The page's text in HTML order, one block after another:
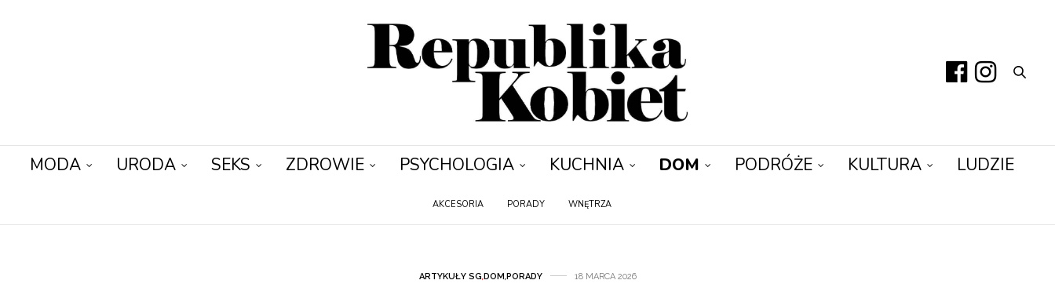
MODA URODA SEKS ZDROWIE PSYCHOLOGIA KUCHNIA DOM PODRÓŻE KULTURA LUDZIE
AKCESORIA PORADY WNĘTRZA
ARTYKUŁY SG,DOM,PORADY 18 MARCA 2026